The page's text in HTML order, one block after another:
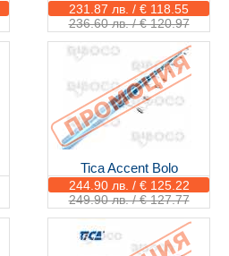
231.87 лв. / € 118.55
236.60 лв. / € 120.97
Tica Accent Bolo
244.90 лв. / € 125.22
249.90 лв. / € 127.77